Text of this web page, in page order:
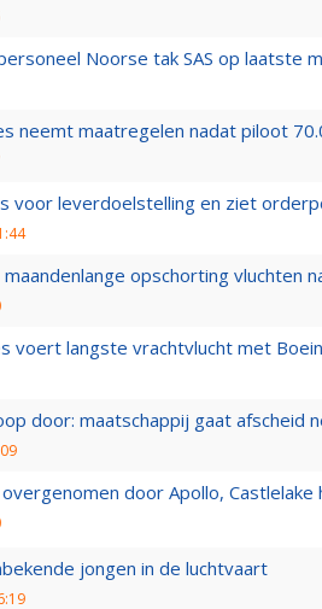
Noorse tak SAS op laatste
neemt maatregelen nadat piloot
voor leverdoelstelling en ziet
opschorting vluchten
voert langste vrachtvlucht met
door: maatschappij gaat afscheid
door Apollo, Castlelake
jongen in de luchtvaart